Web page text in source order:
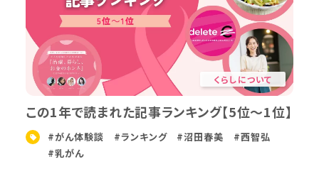
くらしについて
この1年で読まれた記事ランキング【5位～1位】
#がん体験談 #ランキング #沼田春美
#西智弘
#乳がん